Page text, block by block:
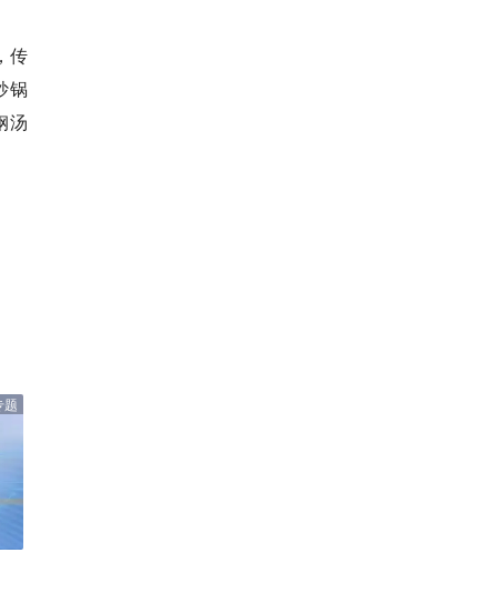
传
锅
汤
题